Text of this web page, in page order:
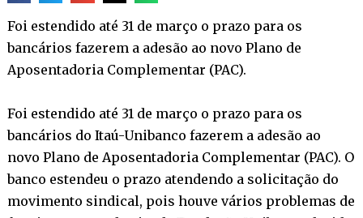
Foi estendido até 31 de março o prazo para os
bancários fazerem a adesão ao novo Plano de
Aposentadoria Complementar (PAC).
Foi estendido até 31 de março o prazo para os
bancários do Itaú-Unibanco fazerem a adesão ao
novo Plano de Aposentadoria Complementar (PAC). O
banco estendeu o prazo atendendo a solicitação do
movimento sindical, pois houve vários problemas de